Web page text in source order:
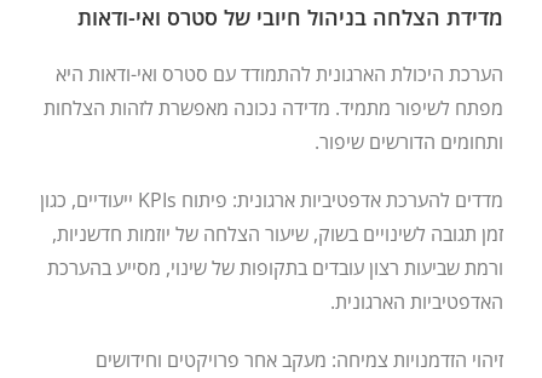
מדידת הצלחה בניהול חיובי של סטרס ואי-ודאות
הערכת היכולת הארגונית להתמודד עם סטרס ואי-ודאות היא
מפתח לשיפור מתמיד. מדידה נכונה מאפשרת לזהות הצלחות
ותחומים הדורשים שיפור.
מדדים להערכת אדפטיביות ארגונית: פיתוח KPIs ייעודיים, כגון
זמן תגובה לשינויים בשוק, שיעור הצלחה של יוזמות חדשניות,
ורמת שביעות רצון עובדים בתקופות של שינוי, מסייע בהערכת
האדפטיביות הארגונית.
זיהוי הזדמנויות צמיחה: מעקב אחר פרויקטים וחידושים